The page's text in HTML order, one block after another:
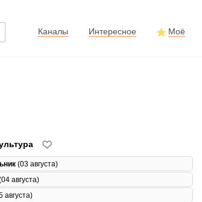
Каналы Интересное Моё
(03 августа)
августа)
августа)